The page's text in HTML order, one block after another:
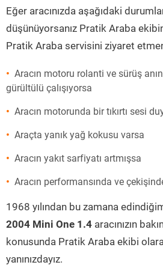
Eğer aracınızda aşağıdaki
düşünüyorsanız Pratik Araba
Pratik Araba servisini ziyaret
Aracın motoru rolanti ve sürüş
gürültülü çalışıyorsa
Aracın motorunda bir tıkırtı sesi
Araçta yanık yağ kokusu varsa
Aracın yakıt sarfiyatı artmışsa
Aracın performansında ve
1968 yılından bu zamana
2004 Mini One 1.4 aracınızın
konusunda Pratik Araba ekibi
yanınızdayız.